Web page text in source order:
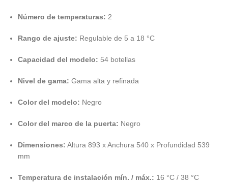
Número de temperaturas: 2
Rango de ajuste: Regulable de 5 a 18 °C
Capacidad del modelo: 54 botellas
Nivel de gama: Gama alta y refinada
Color del modelo: Negro
Color del marco de la puerta: Negro
Dimensiones: Altura 893 x Anchura 540 x Profundidad 539
mm
Temperatura de instalación mín. / máx.: 16 °C / 38 °C